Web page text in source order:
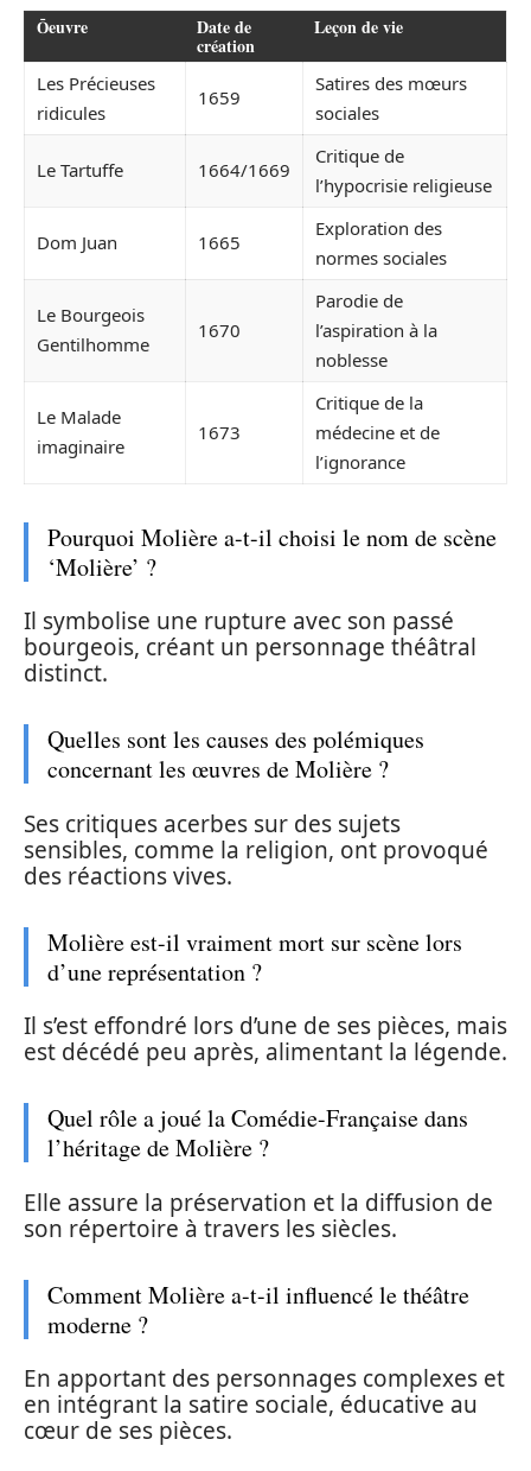
Ōeuvre Date de
création
Leçon de vie
Les Précieuses
ridicules
1659
Satires des mœurs
sociales
Le Tartuffe 1664/1669
Critique de
l’hypocrisie religieuse
Dom Juan 1665
Exploration des
normes sociales
Le Bourgeois
Gentilhomme
1670
Parodie de
l’aspiration à la
noblesse
Le Malade
imaginaire
1673
Critique de la
médecine et de
l’ignorance
Pourquoi Molière a-t-il choisi le nom de scène
‘Molière’ ?
Il symbolise une rupture avec son passé
bourgeois, créant un personnage théâtral
distinct.
Quelles sont les causes des polémiques
concernant les œuvres de Molière ?
Ses critiques acerbes sur des sujets
sensibles, comme la religion, ont provoqué
des réactions vives.
Molière est-il vraiment mort sur scène lors
d’une représentation ?
Il s’est effondré lors d’une de ses pièces, mais
est décédé peu après, alimentant la légende.
Quel rôle a joué la Comédie-Française dans
l’héritage de Molière ?
Elle assure la préservation et la diffusion de
son répertoire à travers les siècles.
Comment Molière a-t-il influencé le théâtre
moderne ?
En apportant des personnages complexes et
en intégrant la satire sociale, éducative au
cœur de ses pièces.